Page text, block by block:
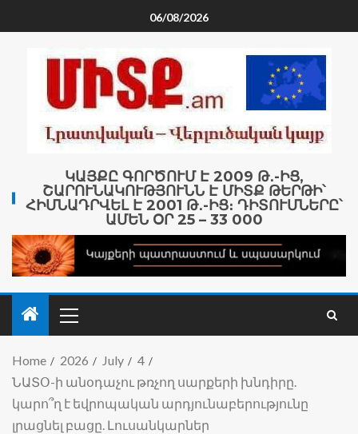
06/08/2026
ԿԱՅՔԸ ԳՈՐԾՈՒՄ Է 2009 Թ․-ԻՑ,
ՇԱՐՈՒՆԱԿՈՒԹՅՈՒՆՆ Է ՄԻՏՔ ԹԵՐԹԻ՝
ՀԻՄՆԱԴՐՎԵԼ Է 2001 Թ․-ԻՑ։ ԴԻՏՈՒՄՆԵՐԸ՝
ԱՄԵՆ ՕՐ 25 – 33 000
Home 2026 July
4
ՆԱՏՕ-ի անօդաչու թռչող սարքերի խնդիրը.
կարո՞ղ է եվրոպական արդյունաբերությունը
լրացնել բացը. Լուսանկարներ